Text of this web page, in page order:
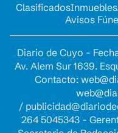
ClasificadosInmuebles
Avisos
Diario de Cuyo -
Av. Alem Sur 1639.
Contacto:
/
264 5045343 -